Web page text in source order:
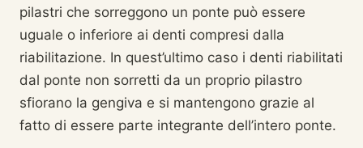
pilastri che sorreggono un ponte può essere
uguale o inferiore ai denti compresi dalla
riabilitazione. In quest’ultimo caso i denti riabilitati
dal ponte non sorretti da un proprio pilastro
sfiorano la gengiva e si mantengono grazie al
fatto di essere parte integrante dell’intero ponte.